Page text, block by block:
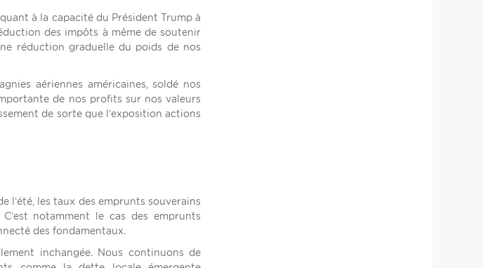
à la capacité du Président Trump à
des impôts à même de soutenir
réduction graduelle du poids de nos
aériennes américaines, soldé nos
de nos profits sur nos valeurs
de sorte que l’exposition actions
l’été, les taux des emprunts souverains
notamment le cas des emprunts
des fondamentaux.
inchangée. Nous continuons de